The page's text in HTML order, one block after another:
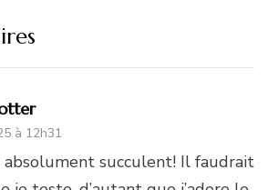
à 12h31
succulent! Il faudrait